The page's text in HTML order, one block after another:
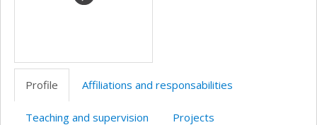
Profile Affiliations and responsabilities
Teaching and supervision Projects